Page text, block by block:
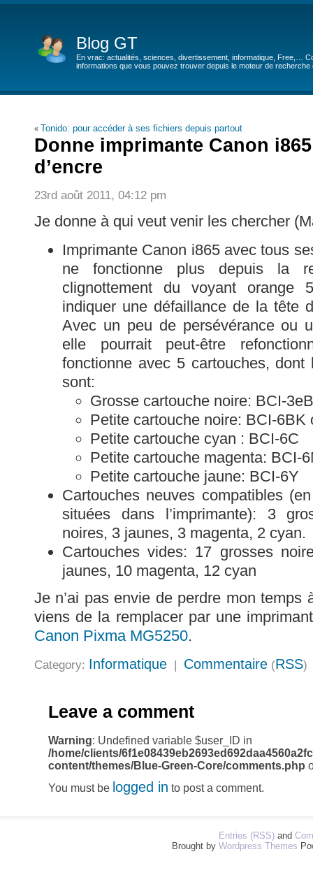
Blog GT
En vrac: actualités, sciences, divertissement, informatique, Free,…
informations que vous pouvez trouver depuis le moteur de recherche
« Tonido: pour accéder à ses fichiers depuis partout
Donne imprimante Canon
d’encre
23rd août 2011, 04:12 pm
Je donne à qui veut venir les chercher
Imprimante Canon i865 avec tous
ne fonctionne plus depuis la
clignottement du voyant
indiquer une défaillance de la tête
Avec un peu de persévérance ou
elle pourrait peut-être
fonctionne avec 5 cartouches, dont
sont:
Grosse cartouche noire: BCI-
Petite cartouche noire: BCI-6BK
Petite cartouche cyan : BCI-6C
Petite cartouche magenta: BCI-
Petite cartouche jaune: BCI-6Y
Cartouches neuves compatibles
situées dans l’imprimante): 3
noires, 3 jaunes, 3 magenta, 2 cyan.
Cartouches vides: 17 grosses
jaunes, 10 magenta, 12 cyan
Je n’ai pas envie de perdre mon temps
viens de la remplacer par une
Canon Pixma MG5250.
Category: Informatique | Commentaire (RSS
Leave a comment
Warning: Undefined variable $user_ID in
/home/clients/
content/themes/Blue-Green-Core/comments.php
You must be logged in to post a comment.
Entries (RSS)and
Brought by Wordpress Themes